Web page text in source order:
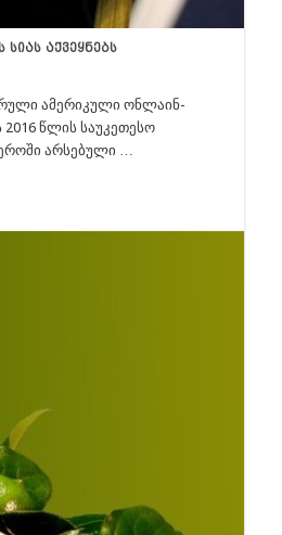
აქვეყნებს
ამერიკული ონლაინ-
წლის საუკეთესო
არსებული …